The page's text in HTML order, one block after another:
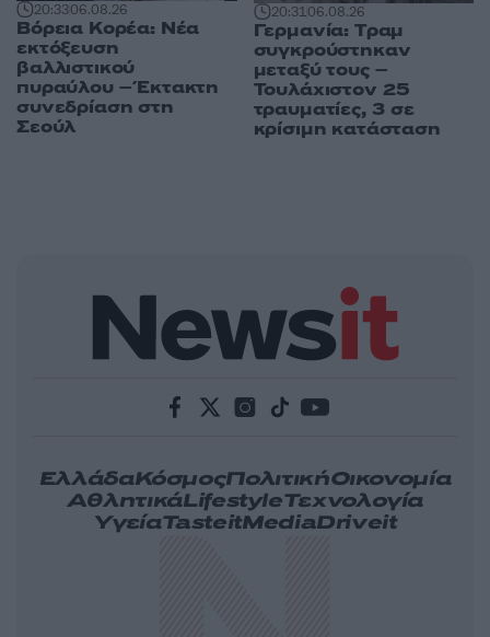
20:3306.08.26
Βόρεια Κορέα: Νέα
εκτόξευση
βαλλιστικού
πυραύλου – Έκτακτη
συνεδρίαση στη
Σεούλ
20:3106.08.26
Γερμανία: Tραμ
συγκρούστηκαν
μεταξύ τους –
Τουλάχιστον 25
τραυματίες, 3 σε
κρίσιμη κατάσταση
ΕλλάδαΚόσμοςΠολιτικήΟικονομία
ΑθλητικάLifestyleΤεχνολογία
ΥγείαTasteitMediaDriveit